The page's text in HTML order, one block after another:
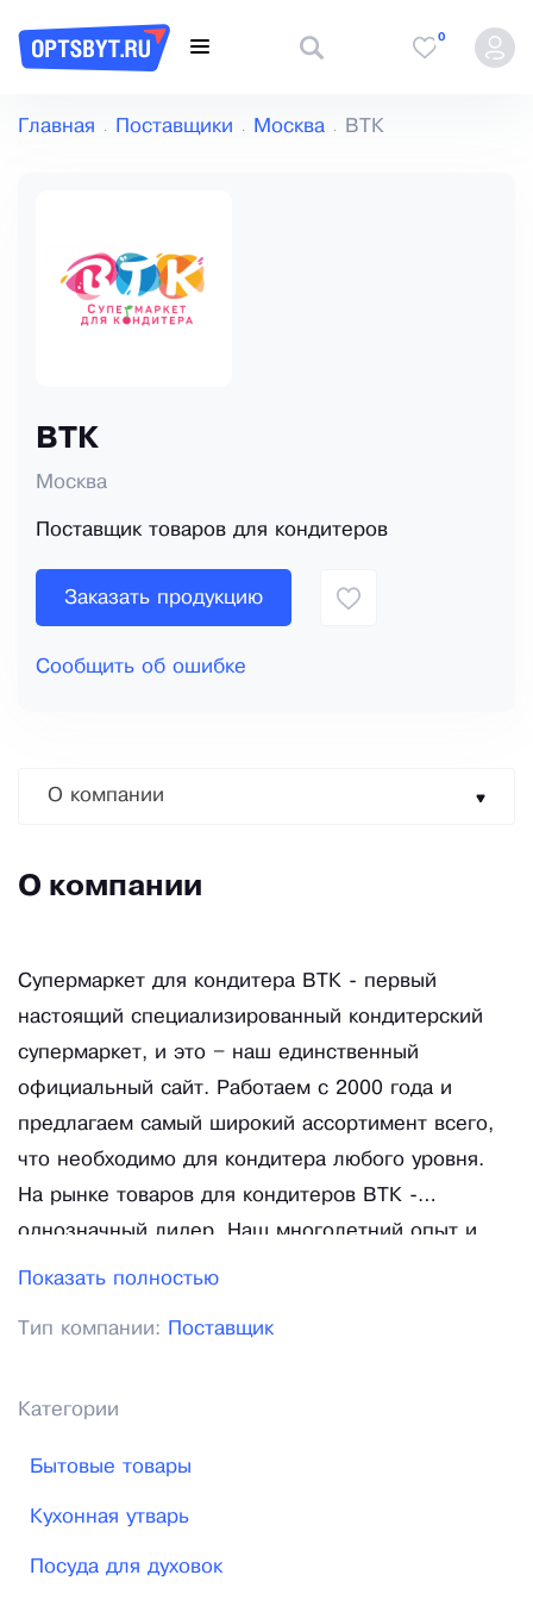
0
Главная Поставщики Москва ВТК
ВТК
Москва
Поставщик товаров для кондитеров
Заказать продукцию
Сообщить об ошибке
О компании
О компании
Супермаркет для кондитера ВТК - первый
настоящий специализированный кондитерский
супермаркет, и это – наш единственный
официальный сайт. Работаем с 2000 года и
предлагаем самый широкий ассортимент всего,
что необходимо для кондитера любого уровня.
На рынке товаров для кондитеров ВТК -
однозначный лидер. Наш многолетний опыт и
современный подход делает нас экспертами в
проверенного любимого вами ассортимента и
сверх того. На сайте представлены товары и для
для небольших кондитерских и для крупных
столичных и региональных предприятий.
Показать полностью
Тип компании: Поставщик
Категории
Бытовые товары
Кухонная утварь
Посуда для духовок